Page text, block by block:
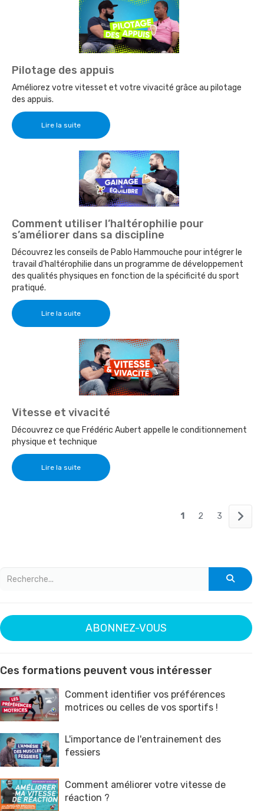
Pilotage des appuis
Améliorez votre vitesset et votre vivacité grâce au pilotage
des appuis.
Lire la suite
Comment utiliser l’haltérophilie pour
s’améliorer dans sa discipline
Découvrez les conseils de Pablo Hammouche pour intégrer le
travail d’haltérophilie dans un programme de développement
des qualités physiques en fonction de la spécificité du sport
pratiqué.
Lire la suite
Vitesse et vivacité
Découvrez ce que Frédéric Aubert appelle le conditionnement
physique et technique
Lire la suite
1 2 3
ABONNEZ-VOUS
Ces formations peuvent vous intéresser
Comment identifier vos préférences
motrices ou celles de vos sportifs !
L'importance de l'entrainement des
fessiers
Comment améliorer votre vitesse de
réaction ?